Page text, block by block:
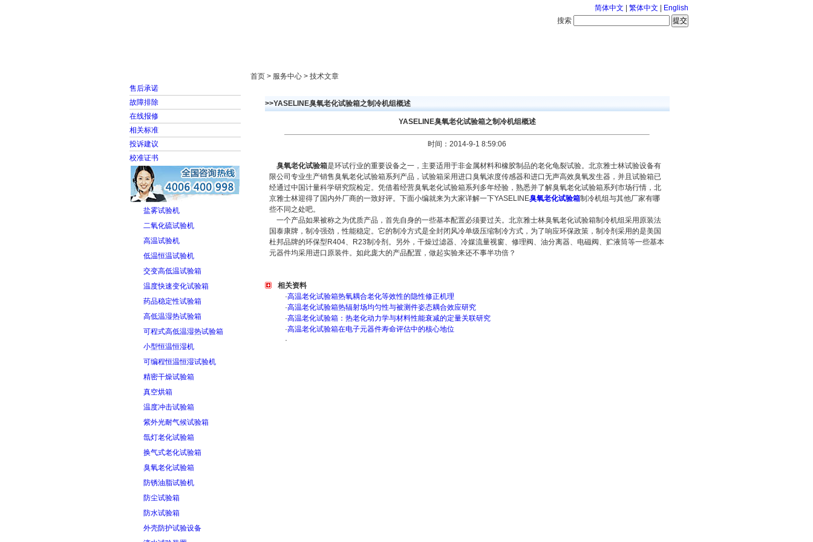
简体中文 繁体中文
English
搜索
售后承诺
故障排除
在线报修
相关标准
投诉建议
校准证书
盐雾试验机
二氧化硫试验机
高温试验机
低温恒温试验机
交变高低温试验箱
温度快速变化试验箱
药品稳定性试验箱
高低温湿热试验箱
可程式高低温湿热试验箱
小型恒温恒湿机
可编程恒温恒湿试验机
精密干燥试验箱
真空烘箱
温度冲击试验箱
紫外光耐气候试验箱
氙灯老化试验箱
换气式老化试验箱
臭氧老化试验箱
防锈油脂试验机
防尘试验箱
防水试验箱
外壳防护试验设备
首页 > 服务中心 > 技术文章
>>YASELINE臭氧老化试验箱之制冷机组概述
YASELINE臭氧老化试验箱之制冷机组概述
时间：2014-9-1 8:59:06
臭氧老化试验箱是环试行业的重要设备之一，主要适用于非金属材料和橡胶制品的老化龟裂试验。北京雅士林试验设备有
限公司专业生产销售臭氧老化试验箱系列产品，试验箱采用进口臭氧浓度传感器和进口无声高效臭氧发生器，并且试验箱已
经通过中国计量科学研究院检定。凭借着经营臭氧老化试验箱系列多年经验，熟悉并了解臭氧老化试验箱系列市场行情，北
京雅士林迎得了国内外厂商的一致好评。下面小编就来为大家详解一下YASELINE臭氧老化试验箱制冷机组与其他厂家有哪
些不同之处吧。
一个产品如果被称之为优质产品，首先自身的一些基本配置必须要过关。北京雅士林臭氧老化试验箱制冷机组采用原装法
国泰康牌，制冷强劲，性能稳定。它的制冷方式是全封闭风冷单级压缩制冷方式，为了响应环保政策，制冷剂采用的是美国
杜邦品牌的环保型R404、R23制冷剂。另外，干燥过滤器、冷媒流量视窗、修理阀、油分离器、电磁阀、贮液筒等一些基本
元器件均采用进口原装件。如此庞大的产品配置，做起实验来还不事半功倍？
相关资料
·高温老化试验箱热氧耦合老化等效性的隐性修正机理
·高温老化试验箱热辐射场均匀性与被测件姿态耦合效应研究
·高温老化试验箱：热老化动力学与材料性能衰减的定量关联研究
·高温老化试验箱在电子元器件寿命评估中的核心地位
·